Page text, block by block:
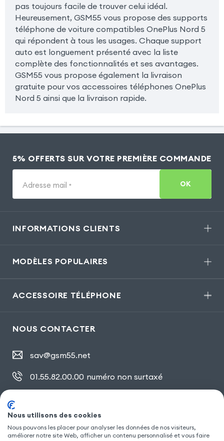
pas toujours facile de trouver celui idéal.
Heureusement, GSM55 vous propose des supports
téléphone de voiture compatibles OnePlus Nord 5
qui répondent à tous les usages. Chaque support
auto est longuement présenté avec la liste
complète des fonctionnalités et ses avantages.
GSM55 vous propose également la livraison
gratuite pour vos accessoires téléphones OnePlus
Nord 5 ainsi que la livraison rapide.
5% OFFERTS SUR VOTRE PREMIÈRE COMMANDE
Adresse mail * OK
INFORMATIONS CLIENTS
MODÈLES POPULAIRES
ACCESSOIRE TÉLÉPHONE
NOUS CONTACTER
sav@gsm55.net
01.55.82.00.00 numéro non surtaxé
SUIVEZ NOUS
Nous utilisons des cookies
Nous pouvons les placer pour analyser les données de nos visiteurs,
améliorer notre site Web, afficher un contenu personnalisé et vous faire